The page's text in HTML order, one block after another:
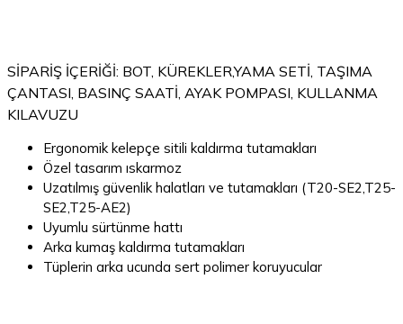
SİPARİŞ İÇERİĞİ: BOT, KÜREKLER,YAMA SETİ, TAŞIMA
ÇANTASI, BASINÇ SAATİ, AYAK POMPASI, KULLANMA
KILAVUZU
Ergonomik kelepçe sitili kaldırma tutamakları
Özel tasarım ıskarmoz
Uzatılmış güvenlik halatları ve tutamakları (T20-SE2,T25-
SE2,T25-AE2)
Uyumlu sürtünme hattı
Arka kumaş kaldırma tutamakları
Tüplerin arka ucunda sert polimer koruyucular